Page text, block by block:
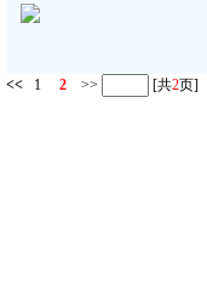
<< 1 2 >> [共2页]